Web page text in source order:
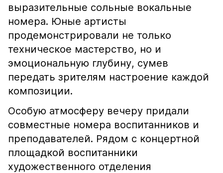
выразительные сольные вокальные
номера. Юные артисты
продемонстрировали не только
техническое мастерство, но и
эмоциональную глубину, сумев
передать зрителям настроение каждой
композиции.
Особую атмосферу вечеру придали
совместные номера воспитанников и
преподавателей. Рядом с концертной
площадкой воспитанники
художественного отделения